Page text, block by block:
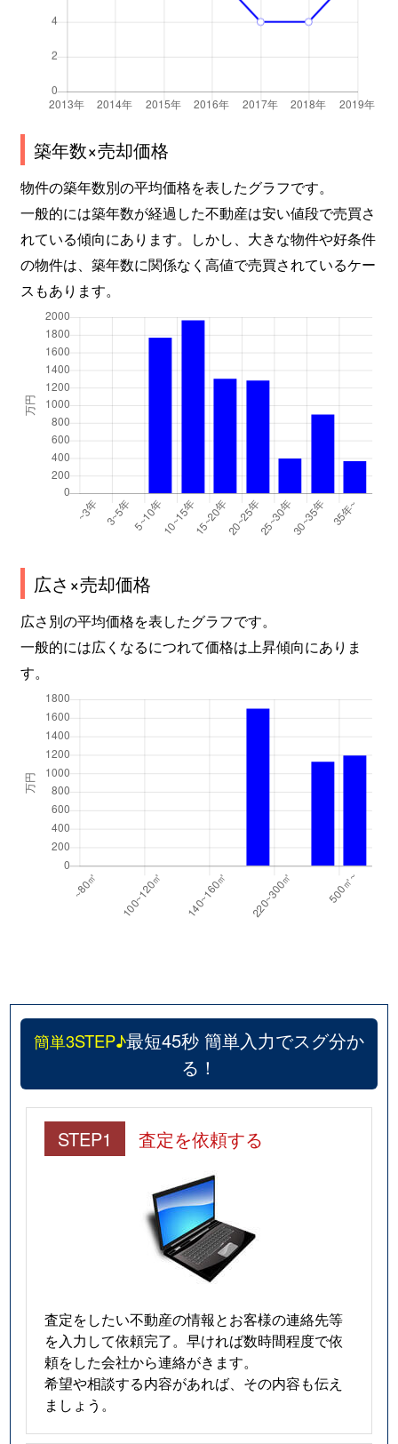
築年数×売却価格
物件の築年数別の平均価格を表したグラフです。
一般的には築年数が経過した不動産は安い値段で売買さ
れている傾向にあります。しかし、大きな物件や好条件
の物件は、築年数に関係なく高値で売買されているケー
スもあります。
広さ×売却価格
広さ別の平均価格を表したグラフです。
一般的には広くなるにつれて価格は上昇傾向にありま
す。
簡単3STEP♪最短45秒 簡単入力でスグ分か
る！
STEP1 査定を依頼する
査定をしたい不動産の情報とお客様の連絡先等
を入力して依頼完了。早ければ数時間程度で依
頼をした会社から連絡がきます。
希望や相談する内容があれば、その内容も伝え
ましょう。